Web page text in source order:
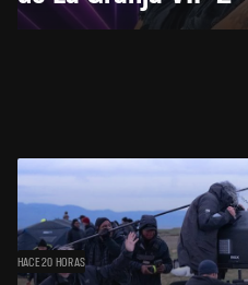
HACE 20 HORAS